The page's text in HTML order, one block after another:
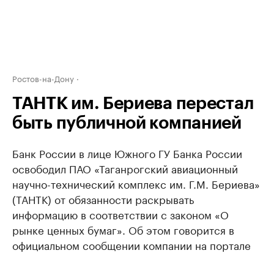
Ростов-на-Дону
ТАНТК им. Бериева перестал
быть публичной компанией
Банк России в лице Южного ГУ Банка России
освободил ПАО «Таганрогский авиационный
научно-технический комплекс им. Г.М. Бериева»
(ТАНТК) от обязанности раскрывать
информацию в соответствии с законом «О
рынке ценных бумаг». Об этом говорится в
официальном сообщении компании на портале